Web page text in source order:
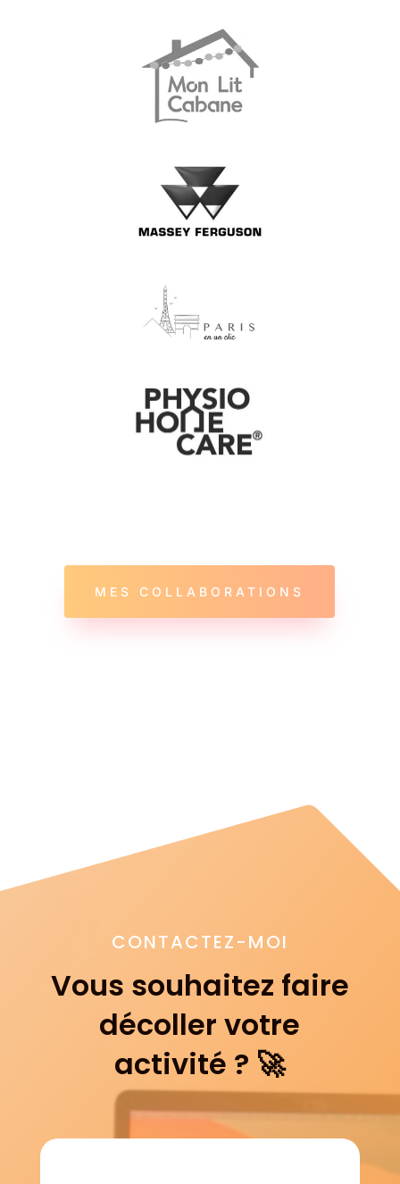
MES COLLABORATIONS
CONTACTEZ-MOI
Vous souhaitez faire
décoller votre
activité ? 🚀